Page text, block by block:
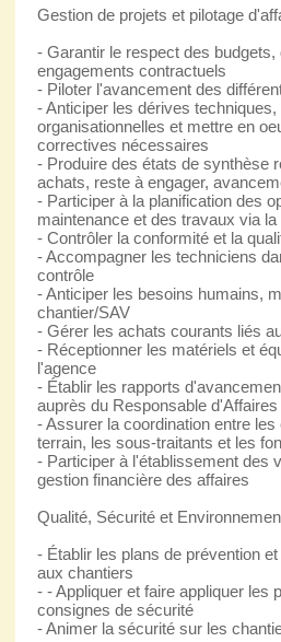
Gestion de projets et pilotage
- Garantir le respect des budgets,
engagements contractuels
- Piloter l'avancement des
- Anticiper les dérives
organisationnelles et mettre en
correctives nécessaires
- Produire des états de synthèse
achats, reste à engager,
- Participer à la planification des
maintenance et des travaux via
- Contrôler la conformité et la
- Accompagner les techniciens
contrôle
- Anticiper les besoins humains,
chantier/SAV
- Gérer les achats courants liés
- Réceptionner les matériels et
l'agence
- Établir les rapports
auprès du Responsable d'Affaires
- Assurer la coordination entre
terrain, les sous-traitants et les
- Participer à l'établissement des
gestion financière des affaires
Qualité, Sécurité et
- Établir les plans de prévention
aux chantiers
- - Appliquer et faire appliquer les
consignes de sécurité
- Animer la sécurité sur les